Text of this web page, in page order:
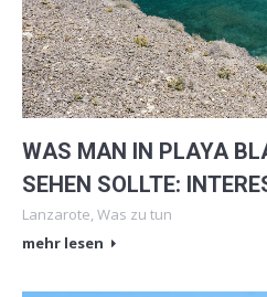
WAS MAN IN PLAYA
SEHEN SOLLTE:
Lanzarote, Was zu tun
mehr lesen